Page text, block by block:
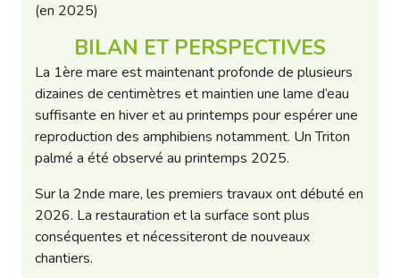
(en 2025)
BILAN ET PERSPECTIVES
La 1ère mare est maintenant profonde de plusieurs
dizaines de centimètres et maintien une lame d’eau
suffisante en hiver et au printemps pour espérer une
reproduction des amphibiens notamment. Un Triton
palmé a été observé au printemps 2025.
Sur la 2nde mare, les premiers travaux ont débuté en
2026. La restauration et la surface sont plus
conséquentes et nécessiteront de nouveaux
chantiers.